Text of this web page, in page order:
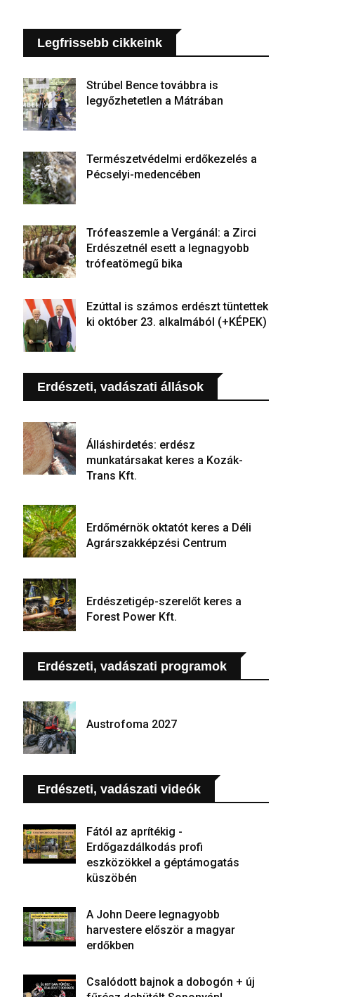
Legfrissebb cikkeink
Strúbel Bence továbbra is
legyőzhetetlen a Mátrában
Természetvédelmi erdőkezelés a
Pécselyi-medencében
Trófeaszemle a Vergánál: a Zirci
Erdészetnél esett a legnagyobb
trófeatömegű bika
Ezúttal is számos erdészt tüntettek
ki október 23. alkalmából (+KÉPEK)
Erdészeti, vadászati állások
Álláshirdetés: erdész
munkatársakat keres a Kozák-
Trans Kft.
Erdőmérnök oktatót keres a Déli
Agrárszakképzési Centrum
Erdészetigép-szerelőt keres a
Forest Power Kft.
Erdészeti, vadászati programok
Austrofoma 2027
Erdészeti, vadászati videók
Fától az aprítékig -
Erdőgazdálkodás profi
eszközökkel a géptámogatás
küszöbén
A John Deere legnagyobb
harvestere először a magyar
erdőkben
Csalódott bajnok a dobogón + új